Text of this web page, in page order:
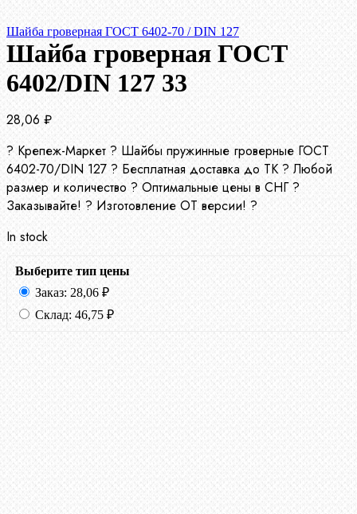
Шайба гроверная ГОСТ 6402-70 / DIN 127
Шайба гроверная ГОСТ
6402/DIN 127 33
28,06 ₽
? Крепеж-Маркет ? Шайбы пружинные гроверные ГОСТ
6402-70/DIN 127 ? Бесплатная доставка до ТК ? Любой
размер и количество ? Оптимальные цены в СНГ ?
Заказывайте! ? Изготовление ОТ версии! ?
In stock
Выберите тип цены
Заказ: 28,06 ₽
Склад: 46,75 ₽